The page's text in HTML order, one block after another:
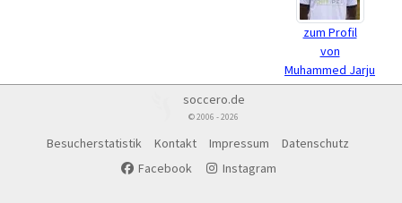
zum Profil
von
Muhammed Jarju
soccero.de
© 2006 - 2026
Besucherstatistik Kontakt Impressum
Datenschutz
Facebook
Instagram